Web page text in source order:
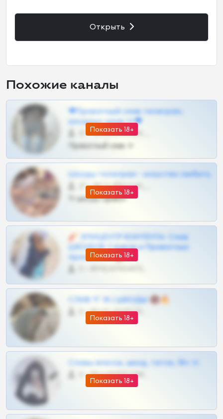
Открыть
Похожие каналы
Показать 18+
❤Приватный слив телеграм,
шкодных шкур тг❤
57 •
Приватный слив тг
Показать 18+
Шкоды телеграм - искуство любить
27 •
Тг шкоды приват
Показать 18+
🧨 ЭПИЦЕНТР КОНТЕНТА: Слив
ШКОДОВ Сливов и Приватных
Архивов ТГ 🔞💎
Показать 18+
СЛИВ ТГ 18 | ШКОДЫ 🔞🔥
0 •
Показать 18+
Сливы вписок, шкод, теток, 18+ тг
0 •